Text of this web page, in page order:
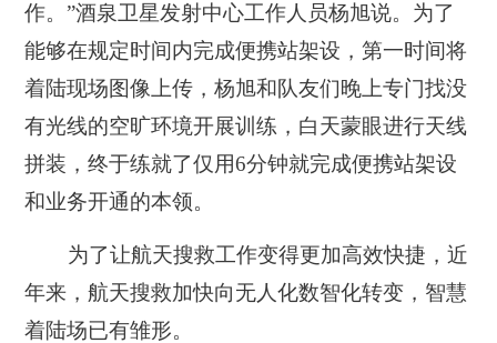
作。”酒泉卫星发射中心工作人员杨旭说。为了
能够在规定时间内完成便携站架设，第一时间将
着陆现场图像上传，杨旭和队友们晚上专门找没
有光线的空旷环境开展训练，白天蒙眼进行天线
拼装，终于练就了仅用6分钟就完成便携站架设
和业务开通的本领。
为了让航天搜救工作变得更加高效快捷，近
年来，航天搜救加快向无人化数智化转变，智慧
着陆场已有雏形。